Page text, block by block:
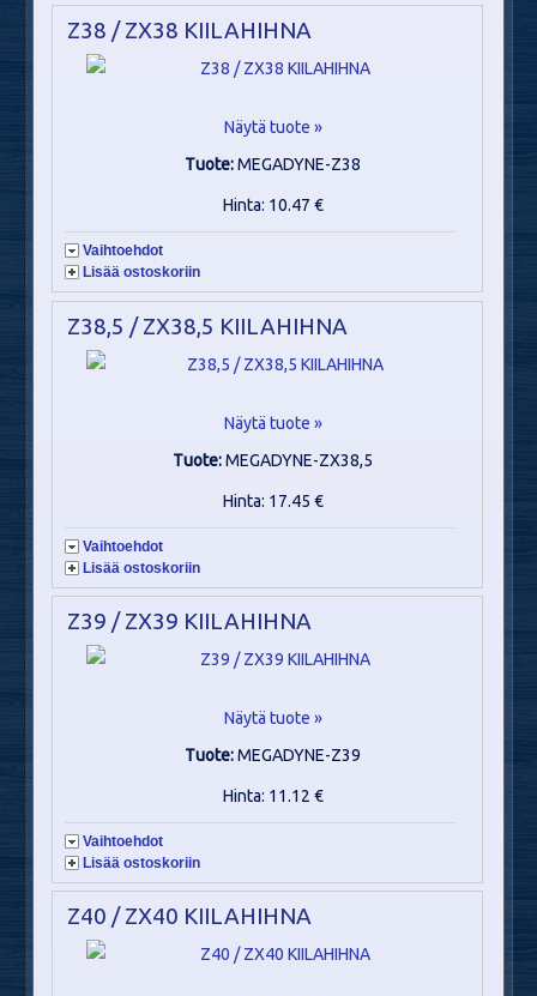
Z38 / ZX38 KIILAHIHNA
Näytä tuote »
Tuote:MEGADYNE-Z38
Hinta: 10.47 €
Vaihtoehdot
Lisää ostoskoriin
Z38,5 / ZX38,5 KIILAHIHNA
Näytä tuote »
Tuote:MEGADYNE-ZX38,5
Hinta: 17.45 €
Vaihtoehdot
Lisää ostoskoriin
Z39 / ZX39 KIILAHIHNA
Näytä tuote »
Tuote:MEGADYNE-Z39
Hinta: 11.12 €
Vaihtoehdot
Lisää ostoskoriin
Z40 / ZX40 KIILAHIHNA